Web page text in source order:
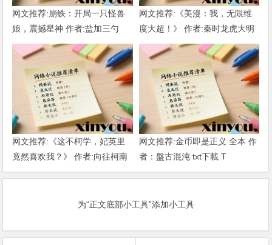
网文推荐:崩铁：开局一只怪兽
娘，震撼星神 作者:盐加三勺
（1-218）TXT下载
网文推荐:《美漫：我，无限维
度大超！》 作者:秦时龙虎大明
1-802章 TXT下载
网文推荐:《这不柯学，妃英里
竟然喜欢我？》 作者:向往柯南
1-189章 TXT下载
网文推荐:金币即是正义 全本 作
者：盤古混沌 txt下載 T
为“正文底部小工具”添加小工具